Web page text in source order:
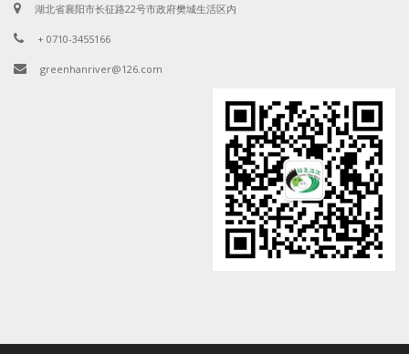
湖北省襄阳市长征路22号市政府樊城生活区内
+ 0710-3455166
greenhanriver@126.com